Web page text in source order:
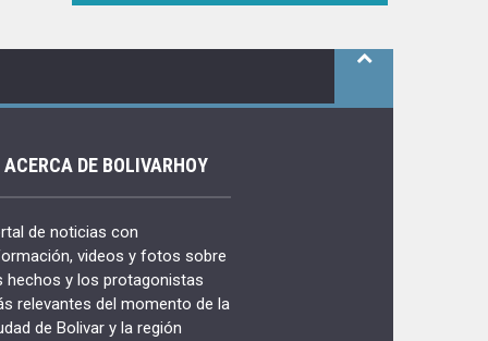
ACERCA DE BOLIVARHOY
de noticias con
videos y fotos sobre
hechos y los protagonistas
relevantes del momento de la
de Bolivar y la región